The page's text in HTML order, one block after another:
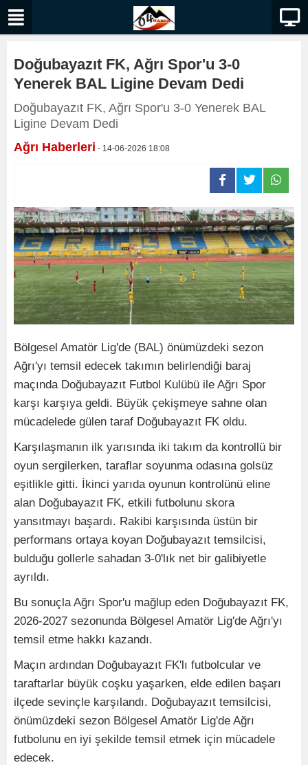
Doğubayazıt FK, Ağrı Spor'u 3-0
Yenerek BAL Ligine Devam Dedi
Doğubayazıt FK, Ağrı Spor'u 3-0 Yenerek BAL
Ligine Devam Dedi
Ağrı Haberleri - 14-06-2026 18:08
Bölgesel Amatör Lig'de (BAL) önümüzdeki sezon
Ağrı'yı temsil edecek takımın belirlendiği baraj
maçında Doğubayazıt Futbol Kulübü ile Ağrı Spor
karşı karşıya geldi. Büyük çekişmeye sahne olan
mücadelede gülen taraf Doğubayazıt FK oldu.
Karşılaşmanın ilk yarısında iki takım da kontrollü bir
oyun sergilerken, taraflar soyunma odasına golsüz
eşitlikle gitti. İkinci yarıda oyunun kontrolünü eline
alan Doğubayazıt FK, etkili futbolunu skora
yansıtmayı başardı. Rakibi karşısında üstün bir
performans ortaya koyan Doğubayazıt temsilcisi,
bulduğu gollerle sahadan 3-0'lık net bir galibiyetle
ayrıldı.
Bu sonuçla Ağrı Spor'u mağlup eden Doğubayazıt FK,
2026-2027 sezonunda Bölgesel Amatör Lig'de Ağrı'yı
temsil etme hakkı kazandı.
Maçın ardından Doğubayazıt FK'lı futbolcular ve
taraftarlar büyük coşku yaşarken, elde edilen başarı
ilçede sevinçle karşılandı. Doğubayazıt temsilcisi,
önümüzdeki sezon Bölgesel Amatör Lig'de Ağrı
futbolunu en iyi şekilde temsil etmek için mücadele
edecek.